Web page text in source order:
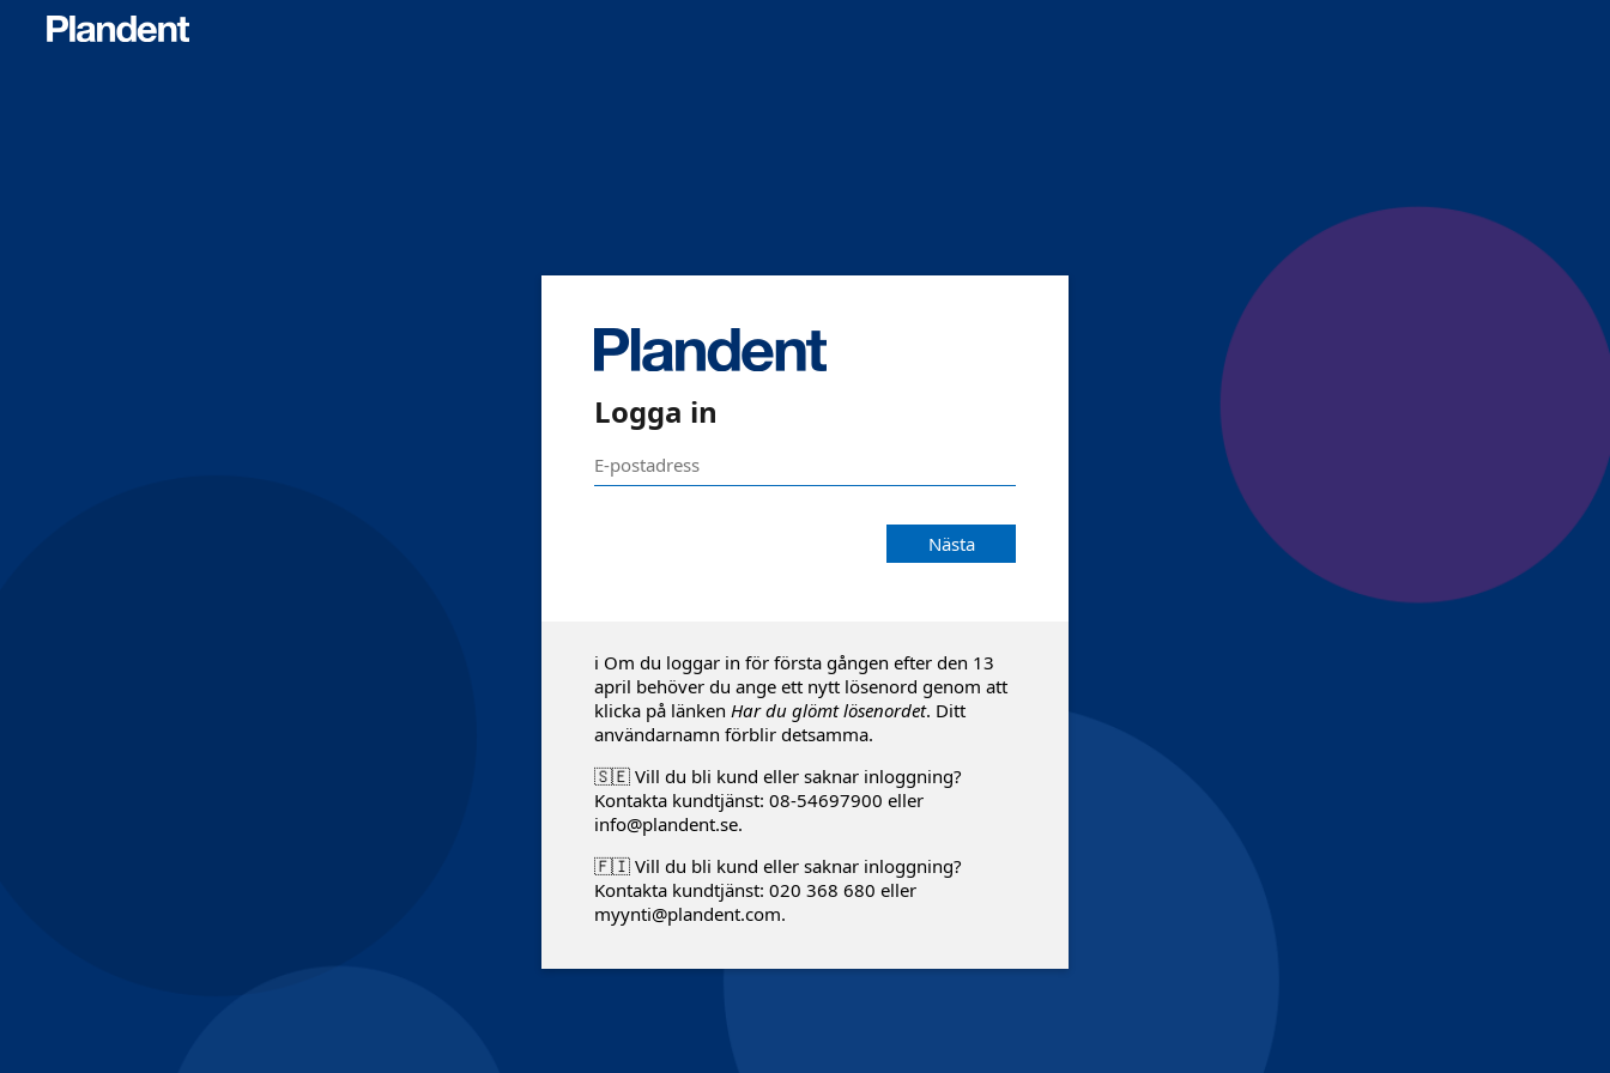
Logga in
Nästa
ℹ️ Om du loggar in för första gången efter den 13
april behöver du ange ett nytt lösenord genom att
klicka på länken Har du glömt lösenordet. Ditt
användarnamn förblir detsamma.
🇸🇪 Vill du bli kund eller saknar inloggning?
Kontakta kundtjänst: 08-54697900 eller
info@plandent.se.
🇫🇮 Vill du bli kund eller saknar inloggning?
Kontakta kundtjänst: 020 368 680 eller
myynti@plandent.com.